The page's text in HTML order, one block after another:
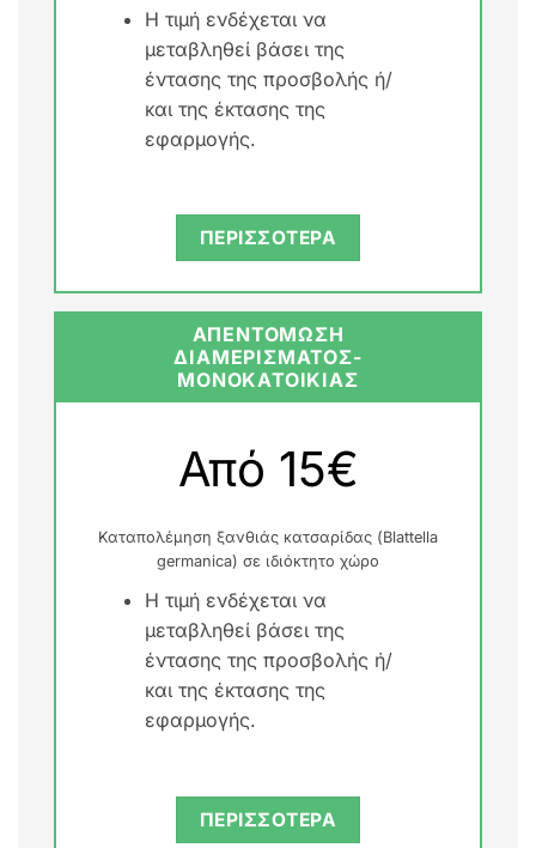
Η τιμή ενδέχεται να
μεταβληθεί βάσει της
έντασης της προσβολής ή/
και της έκτασης της
εφαρμογής.
ΠΕΡΙΣΣΟΤΕΡΑ
ΑΠΕΝΤΟΜΩΣΗ
ΔΙΑΜΕΡΙΣΜΑΤΟΣ-
ΜΟΝΟΚΑΤΟΙΚΙΑΣ
Από 15€
Καταπολέμηση ξανθιάς κατσαρίδας (Blattella
germanica) σε ιδιόκτητο χώρο
Η τιμή ενδέχεται να
μεταβληθεί βάσει της
έντασης της προσβολής ή/
και της έκτασης της
εφαρμογής.
ΠΕΡΙΣΣΟΤΕΡΑ